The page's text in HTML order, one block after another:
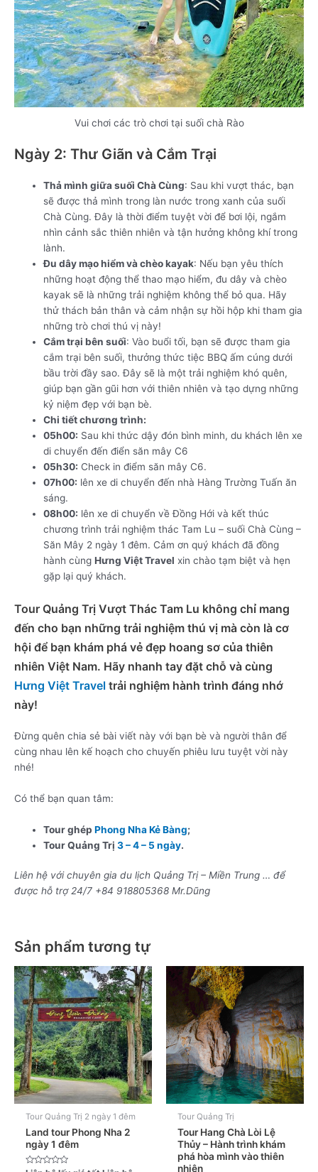
Vui chơi các trò chơi tại suối chà Rào
Ngày 2: Thư Giãn và Cắm Trại
Thả mình giữa suối Chà Cùng: Sau khi vượt thác, bạn
sẽ được thả mình trong làn nước trong xanh của suối
Chà Cùng. Đây là thời điểm tuyệt vời để bơi lội, ngắm
nhìn cảnh sắc thiên nhiên và tận hưởng không khí trong
lành.
Đu dây mạo hiểm và chèo kayak: Nếu bạn yêu thích
những hoạt động thể thao mạo hiểm, đu dây và chèo
kayak sẽ là những trải nghiệm không thể bỏ qua. Hãy
thử thách bản thân và cảm nhận sự hồi hộp khi tham gia
những trò chơi thú vị này!
Cắm trại bên suối: Vào buổi tối, bạn sẽ được tham gia
cắm trại bên suối, thưởng thức tiệc BBQ ấm cúng dưới
bầu trời đầy sao. Đây sẽ là một trải nghiệm khó quên,
giúp bạn gần gũi hơn với thiên nhiên và tạo dựng những
kỷ niệm đẹp với bạn bè.
Chi tiết chương trình:
05h00: Sau khi thức dậy đón bình minh, du khách lên xe
di chuyển đến điển săn mây C6
05h30: Check in điểm săn mây C6.
07h00: lên xe di chuyển đến nhà Hàng Trường Tuấn ăn
sáng.
08h00: lên xe di chuyển về Đồng Hới và kết thúc
chương trình trải nghiệm thác Tam Lu – suối Chà Cùng –
Săn Mây 2 ngày 1 đêm. Cảm ơn quý khách đã đồng
hành cùngHưng Việt Travel xin chào tạm biệt và hẹn
gặp lại quý khách.
Tour Quảng Trị Vượt Thác Tam Lu không chỉ mang
đến cho bạn những trải nghiệm thú vị mà còn là cơ
hội để bạn khám phá vẻ đẹp hoang sơ của thiên
nhiên Việt Nam. Hãy nhanh tay đặt chỗ và cùng
Hưng Việt Travel trải nghiệm hành trình đáng nhớ
này!
Đừng quên chia sẻ bài viết này với bạn bè và người thân để
cùng nhau lên kế hoạch cho chuyến phiêu lưu tuyệt vời này
nhé!
Có thể bạn quan tâm:
Tour ghépPhong Nha Kẻ Bàng;
Tour Quảng Trị3 – 4 – 5 ngày.
Liên hệ với chuyên gia du lịch Quảng Trị – Miền Trung … để
được hỗ trợ 24/7 +84 918805368 Mr.Dũng
Sản phẩm tương tự
Tour Quảng Trị 2 ngày 1 đêm
Land tour Phong Nha 2
ngày 1 đêm
Tour Quảng Trị
Tour Hang Chà Lòi Lệ
Thủy – Hành trình khám
phá hòa mình vào thiên
nhiên